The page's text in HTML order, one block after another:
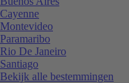
Cayenne
Montevideo
Paramaribo
Rio De Janeiro
Santiago
Bekijk alle bestemmingen